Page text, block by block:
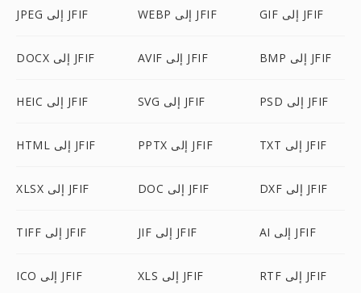
JPEG إلى JFIF WEBP إلى JFIF GIF إلى JFIF
DOCX إلى JFIF AVIF إلى JFIF BMP إلى JFIF
HEIC إلى JFIF SVG إلى JFIF PSD إلى JFIF
HTML إلى JFIF PPTX إلى JFIF TXT إلى JFIF
XLSX إلى JFIF DOC إلى JFIF DXF إلى JFIF
TIFF إلى JFIF JIF إلى JFIF AI إلى JFIF
ICO إلى JFIF XLS إلى JFIF RTF إلى JFIF